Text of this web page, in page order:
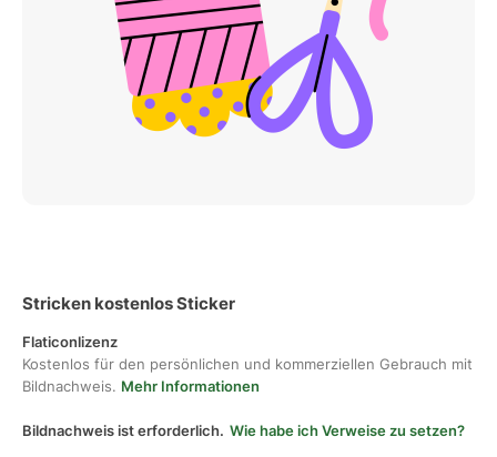
Stricken kostenlos Sticker
Flaticonlizenz
Kostenlos für den persönlichen und kommerziellen Gebrauch mit
Bildnachweis. Mehr Informationen
Bildnachweis ist erforderlich. Wie habe ich Verweise zu setzen?